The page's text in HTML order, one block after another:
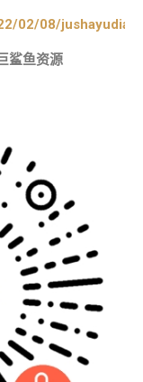
02/08/
鲨鱼资源